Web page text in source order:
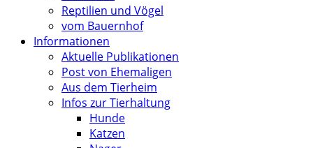
Reptilien und Vögel
vom Bauernhof
Informationen
Aktuelle Publikationen
Post von Ehemaligen
Aus dem Tierheim
Infos zur Tierhaltung
Hunde
Katzen